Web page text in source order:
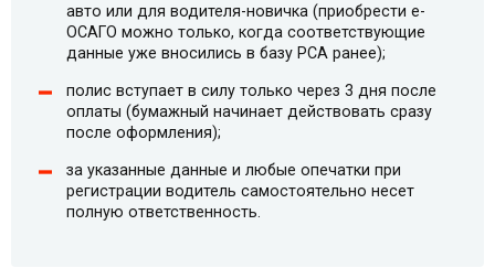
авто или для водителя-новичка (приобрести e-
ОСАГО можно только, когда соответствующие
данные уже вносились в базу РСА ранее);
полис вступает в силу только через 3 дня после
оплаты (бумажный начинает действовать сразу
после оформления);
за указанные данные и любые опечатки при
регистрации водитель самостоятельно несет
полную ответственность.